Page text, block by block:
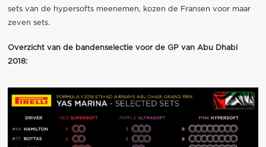
sets van de hypersofts meenemen, kozen de Fransen voor maar
zeven sets.
Overzicht van de bandenselectie voor de GP van Abu Dhabi
2018: